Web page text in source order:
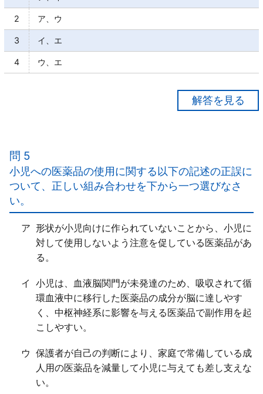
2 ア、ウ
3 イ、エ
4 ウ、エ
関して「特に注意が必要」となる。
イ×
成分や作用が重複することが「多く」、通常、これら
の薬効群に属する医薬品の「併用は避けることとされ
ウ○
エ○
問 5
小児への医薬品の使用に関する以下の記述の正誤に
ついて、正しい組み合わせを下から一つ選びなさ
い。
ア 形状が小児向けに作られていないことから、小児に
対して使用しないよう注意を促している医薬品があ
る。
イ
小児は、血液脳関門が未発達のため、吸収されて循
環血液中に移行した医薬品の成分が脳に達しやす
く、中枢神経系に影響を与える医薬品で副作用を起
こしやすい。
ウ 保護者が自己の判断により、家庭で常備している成
人用の医薬品を減量して小児に与えても差し支えな
い。